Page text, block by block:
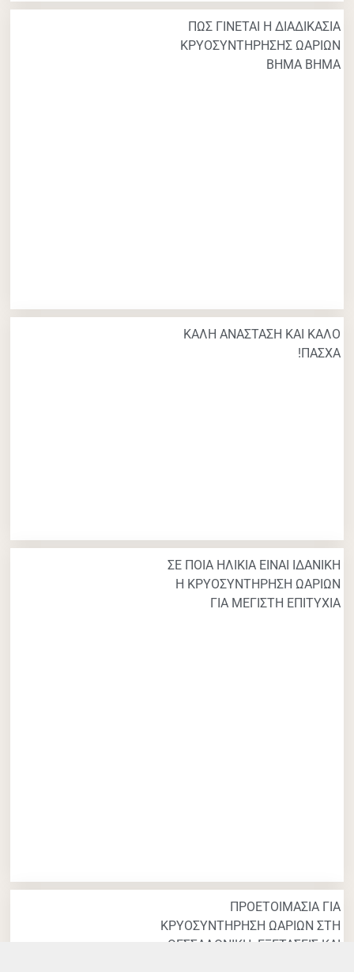
ΠΩΣ ΓΙΝΕΤΑΙ Η ΔΙΑΔΙΚΑΣΙΑ
ΚΡΥΟΣΥΝΤΗΡΗΣΗΣ ΩΑΡΙΩΝ
ΒΗΜΑ ΒΗΜΑ
ΚΑΛΗ ΑΝΑΣΤΑΣΗ ΚΑΙ ΚΑΛΟ
ΠΑΣΧΑ!
ΣΕ ΠΟΙΑ ΗΛΙΚΙΑ ΕΙΝΑΙ ΙΔΑΝΙΚΗ
Η ΚΡΥΟΣΥΝΤΗΡΗΣΗ ΩΑΡΙΩΝ
ΓΙΑ ΜΕΓΙΣΤΗ ΕΠΙΤΥΧΙΑ
ΠΡΟΕΤΟΙΜΑΣΙΑ ΓΙΑ
ΚΡΥΟΣΥΝΤΗΡΗΣΗ ΩΑΡΙΩΝ ΣΤΗ
ΘΕΣΣΑΛΟΝΙΚΗ: ΕΞΕΤΑΣΕΙΣ ΚΑΙ